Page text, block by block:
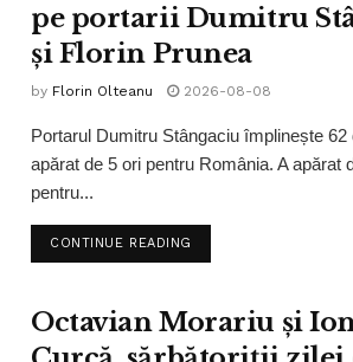
pe portarii Dumitru
și Florin Prunea
by Florin Olteanu 2026-08-08
Portarul Dumitru Stângaciu împlinește 62
apărat de 5 ori pentru România. A apărat
pentru...
CONTINUE READING
Octavian Morariu și